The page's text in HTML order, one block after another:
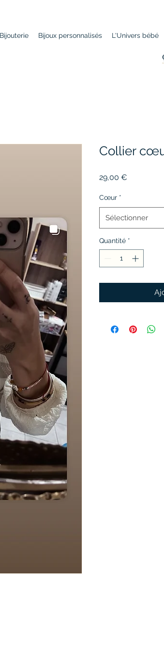
Bijoux personnalisés L'Univers bébé
Collier
29,00 €
Cœur *
Sélectionner
Quantité *